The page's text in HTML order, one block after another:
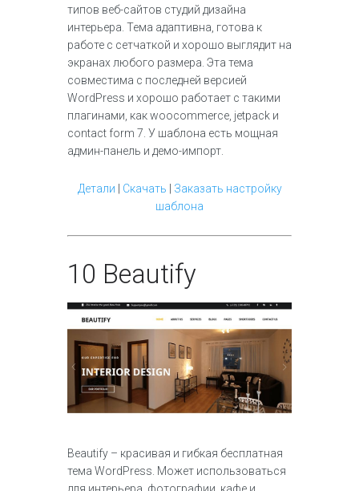
типов веб-сайтов студий дизайна
интерьера. Тема адаптивна, готова к
работе с сетчаткой и хорошо выглядит на
экранах любого размера. Эта тема
совместима с последней версией
WordPress и хорошо работает с такими
плагинами, как woocommerce, jetpack и
contact form 7. У шаблона есть мощная
админ-панель и демо-импорт.
Детали Скачать
Заказать настройку
шаблона
10 Beautify
Beautify – красивая и гибкая бесплатная
тема WordPress. Может использоваться